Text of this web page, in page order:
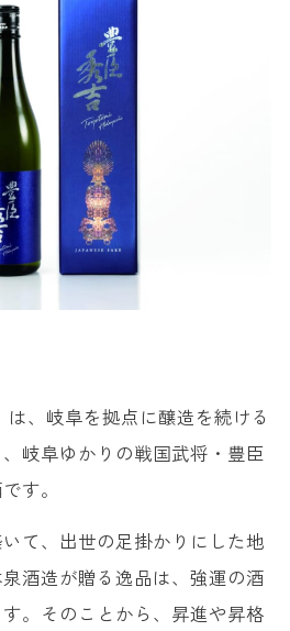
は、岐阜を拠点に醸造を続ける
岐阜ゆかりの戦国武将・豊臣
す。
て、出世の足掛かりにした地
酒造が贈る逸品は、強運の酒
。そのことから、昇進や昇格